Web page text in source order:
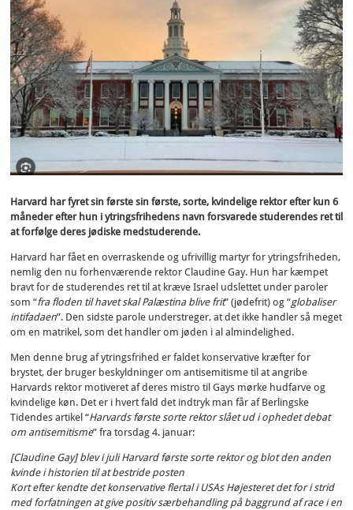
Harvard har fyret sin første sin første, sorte, kvindelige rektor efter kun 6
måneder efter hun i ytringsfrihedens navn forsvarede studerendes ret til
at forfølge deres jødiske medstuderende.
Harvard har fået en overraskende og ufrivillig martyr for ytringsfriheden,
nemlig den nu forhenværende rektor Claudine Gay. Hun har kæmpet
bravt for de studerendes ret til at kræve Israel udslettet under paroler
som “fra floden til havet skal Palæstina blive frit” (jødefrit) og “globaliser
intifadaen”. Den sidste parole understreger, at det ikke handler så meget
om en matrikel, som det handler om jøden i al almindelighed.
Men denne brug af ytringsfrihed er faldet konservative kræfter for
brystet, der bruger beskyldninger om antisemitisme til at angribe
Harvards rektor motiveret af deres mistro til Gays mørke hudfarve og
kvindelige køn. Det er i hvert fald det indtryk man får af Berlingske
Tidendes artikel “Harvards første sorte rektor slået ud i ophedet debat
om antisemitisme” fra torsdag 4. januar:
[Claudine Gay] blev i juli Harvard første sorte rektor og blot den anden
kvinde i historien til at bestride posten
Kort efter kendte det konservative flertal i USAs Højesteret det for i strid
med forfatningen at give positiv særbehandling på baggrund af race i en